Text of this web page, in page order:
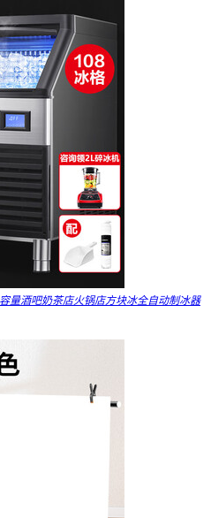
量酒吧奶茶店火锅店方块冰全自动制冰器